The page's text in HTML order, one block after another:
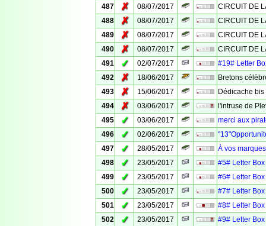
487
✗ 08/07/2017
CIRCUIT DE
488
✗ 08/07/2017
CIRCUIT DE
489
✗ 08/07/2017
CIRCUIT DE
490
✗ 08/07/2017
CIRCUIT DE
491
✓ 02/07/2017
#19# Letter
492
✗ 18/06/2017
Bretons
493
✗ 15/06/2017
Dédicache
494
✗ 03/06/2017
l'intruse de
495
✓ 03/06/2017
merci aux
496
✓ 02/06/2017
497
✓ 28/05/2017
À vos
498
✓ 23/05/2017
#5# Letter
499
✓ 23/05/2017
#6# Letter
500
✓ 23/05/2017
#7# Letter
501
✓ 23/05/2017
#8# Letter
502
✓ 23/05/2017
#9# Letter